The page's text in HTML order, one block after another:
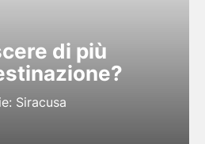
di più
Siracusa